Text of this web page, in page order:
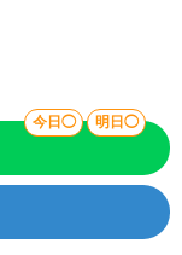
今日◯ 明日◯